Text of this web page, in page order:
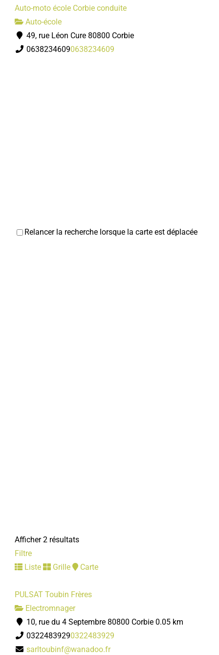
Auto-moto école Corbie conduite
Auto-école
49, rue Léon Cure 80800 Corbie
06382346090638234609
Relancer la recherche lorsque la carte est déplacée
Afficher 2 résultats
Filtre
Liste
Grille Carte
PULSAT Toubin Frères
Electromnager
10, rue du 4 Septembre 80800 Corbie 0.05 km
03224839290322483929
sarltoubinf@wanadoo.fr